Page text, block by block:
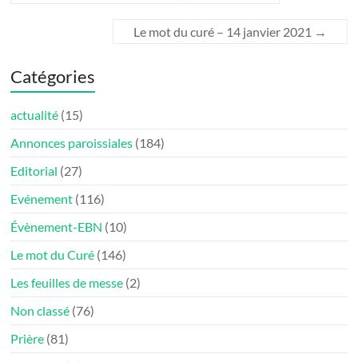
Le mot du curé – 14 janvier 2021 →
Catégories
actualité (15)
Annonces paroissiales (184)
Editorial (27)
Evénement (116)
Évènement-EBN (10)
Le mot du Curé (146)
Les feuilles de messe (2)
Non classé (76)
Prière (81)